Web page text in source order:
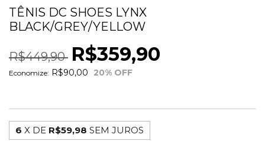
TÊNIS DC SHOES LYNX
BLACK/GREY/YELLOW
R$449,90 R$359,90
Economize: R$90,00 20% OFF
6 X DE R$59,98 SEM JUROS